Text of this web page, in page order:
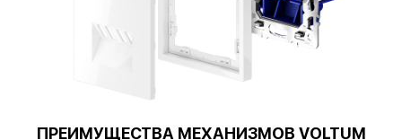
ПРЕИМУЩЕСТВА МЕХАНИЗМОВ VOLTUM